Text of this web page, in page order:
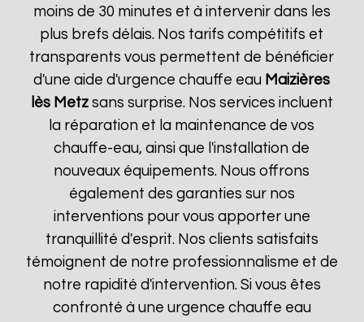
moins de 30 minutes et à intervenir dans les
plus brefs délais. Nos tarifs compétitifs et
transparents vous permettent de bénéficier
d'une aide d'urgence chauffe eau Maizières
lès Metzsans surprise. Nos services incluent
la réparation et la maintenance de vos
chauffe-eau, ainsi que l'installation de
nouveaux équipements. Nous offrons
également des garanties sur nos
interventions pour vous apporter une
tranquillité d'esprit. Nos clients satisfaits
témoignent de notre professionnalisme et de
notre rapidité d'intervention. Si vous êtes
confronté à une urgence chauffe eau